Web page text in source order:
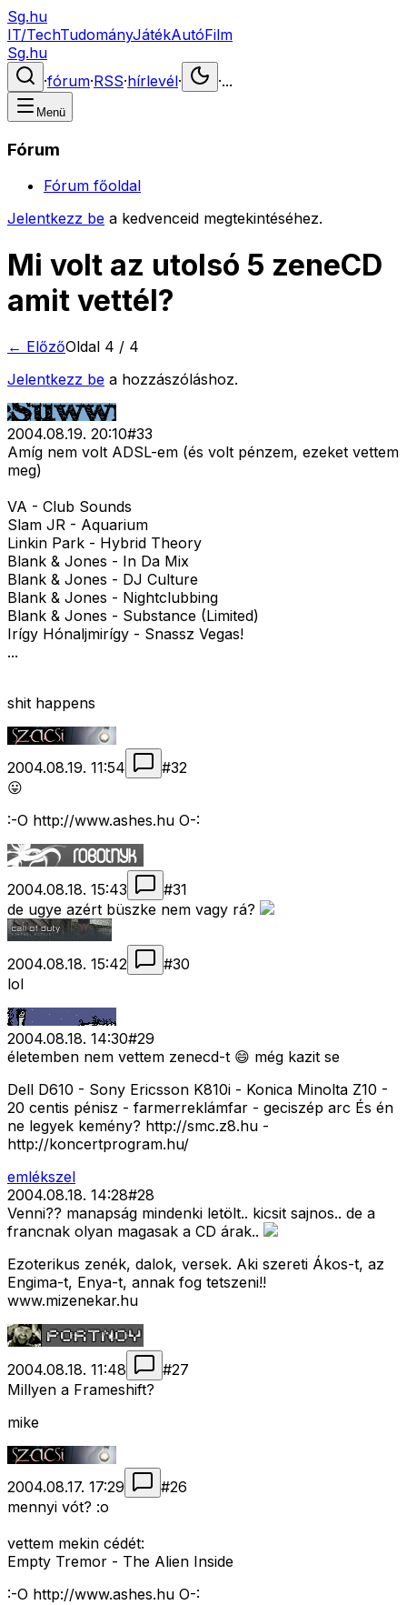
Sg.hu
IT/TechTudományJátékAutóFilm
Sg.hu
·fórum·RSS·hírlevél· ·...
Menü
Fórum
Fórum főoldal
Jelentkezz be a kedvenceid megtekintéséhez.
Mi volt az utolsó 5 zeneCD
amit vettél?
← ElőzőOldal 4 / 4
Jelentkezz be a hozzászóláshoz.
2004.08.19. 20:10#33
Amíg nem volt ADSL-em (és volt pénzem, ezeket vettem
meg)
VA - Club Sounds
Slam JR - Aquarium
Linkin Park - Hybrid Theory
Blank & Jones - In Da Mix
Blank & Jones - DJ Culture
Blank & Jones - Nightclubbing
Blank & Jones - Substance (Limited)
Irígy Hónaljmirígy - Snassz Vegas!
...
shit happens
2004.08.19. 11:54 #32
😛
:-O http://www.ashes.hu O-:
2004.08.18. 15:43 #31
de ugye azért büszke nem vagy rá?
2004.08.18. 15:42 #30
lol
2004.08.18. 14:30#29
életemben nem vettem zenecd-t 😄 még kazit se
Dell D610 - Sony Ericsson K810i - Konica Minolta Z10 -
20 centis pénisz - farmerreklámfar - geciszép arc És én
ne legyek kemény? http://smc.z8.hu -
http://koncertprogram.hu/
emlékszel
2004.08.18. 14:28#28
Venni?? manapság mindenki letölt.. kicsit sajnos.. de a
francnak olyan magasak a CD árak..
Ezoterikus zenék, dalok, versek. Aki szereti Ákos-t, az
Engima-t, Enya-t, annak fog tetszeni!!
www.mizenekar.hu
2004.08.18. 11:48 #27
Millyen a Frameshift?
mike
2004.08.17. 17:29 #26
mennyi vót? :o
vettem mekin cédét:
Empty Tremor - The Alien Inside
:-O http://www.ashes.hu O-: